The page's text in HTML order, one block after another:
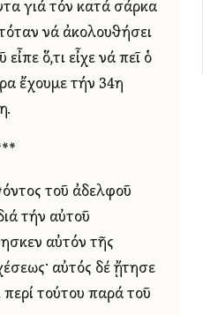
γιά τόν κατά σάρκα
νά ἀκολουθήσει
ὅ,τι εἶχε νά πεῖ ὁ
ἔχουμε τήν 34η
τοῦ ἀδελφοῦ
τήν αὐτοῦ
αὐτόν τῆς
αὐτός δέ ᾔτησε
τούτου παρά τοῦ